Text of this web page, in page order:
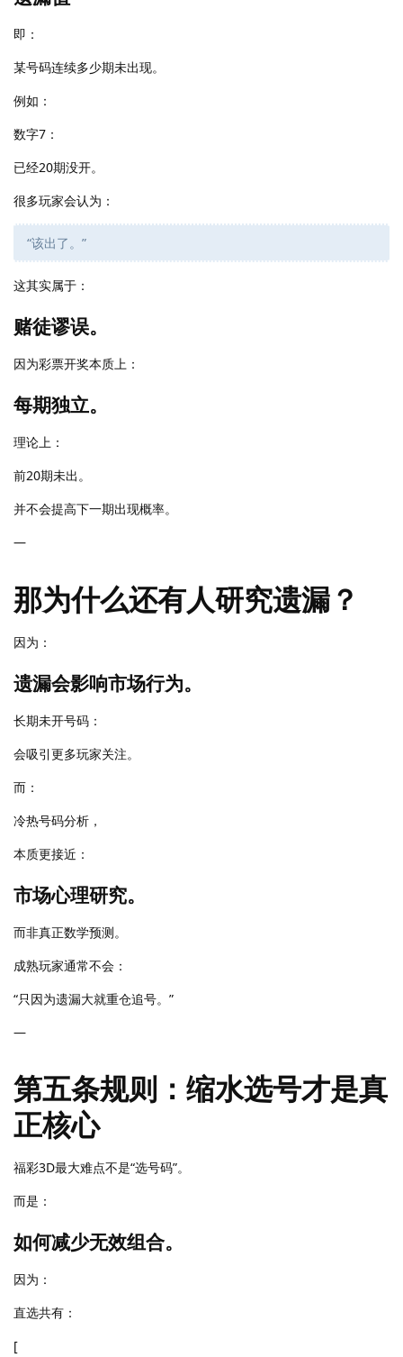
即：
某号码连续多少期未出现。
例如：
数字7：
已经20期没开。
很多玩家会认为：
“该出了。”
这其实属于：
赌徒谬误。
因为彩票开奖本质上：
每期独立。
理论上：
前20期未出。
并不会提高下一期出现概率。
—
那为什么还有人研究遗漏？
因为：
遗漏会影响市场行为。
长期未开号码：
会吸引更多玩家关注。
而：
冷热号码分析，
本质更接近：
市场心理研究。
而非真正数学预测。
成熟玩家通常不会：
“只因为遗漏大就重仓追号。”
—
第五条规则：缩水选号才是真
正核心
福彩3D最大难点不是“选号码”。
而是：
如何减少无效组合。
因为：
直选共有：
[